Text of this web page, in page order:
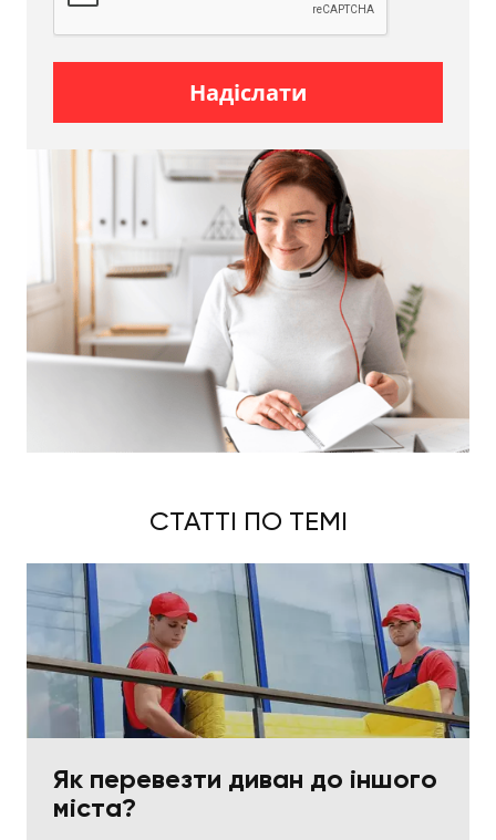
перевезення дивану
Замовитивантажне таксі(Київ та область), щоб
перевезти м'який диван, в компанії Moving Expert
вказаними на сайті, або скористатися сервісом
онлайн-зв'язку. Поясніть диспетчеру суть
проблеми, уточніть габарити меблів, щоб
правильно підібрати автомобіль. Також уточніть
наявність ліфта, необхідність розбирання та інші
нюанси. Ми працюємо без вихідних, при цьому
машина подається протягом пів години з моменту
замовлення, завдяки чому з компанією Moving
Expert ви можете вирішити проблему швидко та у
зручний час.
вартість перевезення впливають різні
фактори: модель авто, час транспортування. Щоб
перевозити диван, будуть потрібні вантажники,
та області буде сформована з урахуванням усіх
Надіслати
СТАТТІ ПО ТЕМІ
Як перевезти диван до іншого
міста?